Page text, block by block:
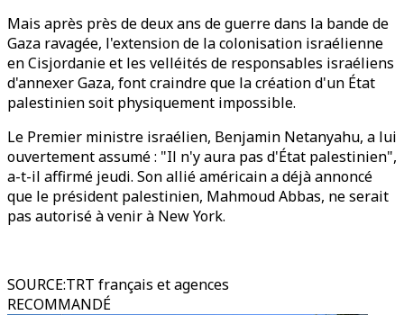
Mais après près de deux ans de guerre dans la bande de
Gaza ravagée, l'extension de la colonisation israélienne
en Cisjordanie et les velléités de responsables israéliens
d'annexer Gaza, font craindre que la création d'un État
palestinien soit physiquement impossible.
Le Premier ministre israélien, Benjamin Netanyahu, a lui
ouvertement assumé : "Il n'y aura pas d'État palestinien",
a-t-il affirmé jeudi. Son allié américain a déjà annoncé
que le président palestinien, Mahmoud Abbas, ne serait
pas autorisé à venir à New York.
SOURCE:TRT français et agences
RECOMMANDÉ